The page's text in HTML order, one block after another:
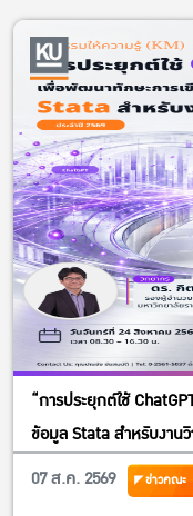
“การประยุกต์ใช้
ข้อมูล Stata สำหรับงาน
07 ส.ค. 2569
ข่าวคณะ